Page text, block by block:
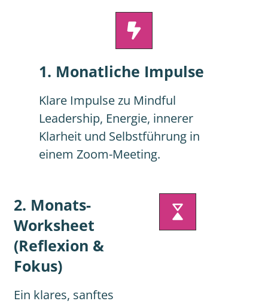
1. Monatliche Impulse
Klare Impulse zu Mindful
Leadership, Energie, innerer
Klarheit und Selbstführung in
einem Zoom-Meeting.
2. Monats-
Worksheet
(Reflexion &
Fokus)
Ein klares, sanftes